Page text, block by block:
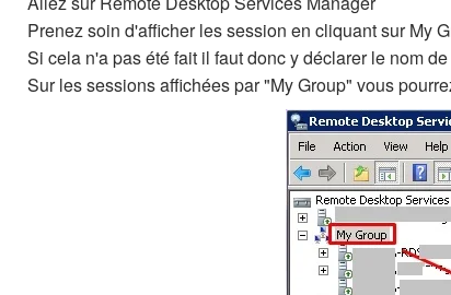
Prenez soin d'afficher les session en cliquant sur My
Si cela n'a pas été fait il faut donc y déclarer le nom
Sur les sessions affichées par "My Group" vous